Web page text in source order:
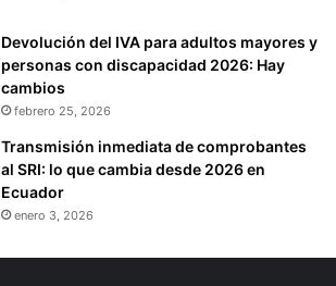
Devolución del IVA para adultos mayores y
personas con discapacidad 2026: Hay
cambios
febrero 25, 2026
Transmisión inmediata de comprobantes
al SRI: lo que cambia desde 2026 en
Ecuador
enero 3, 2026